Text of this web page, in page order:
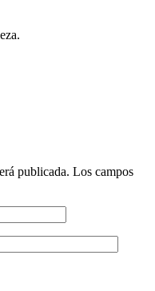
publicada. Los campos